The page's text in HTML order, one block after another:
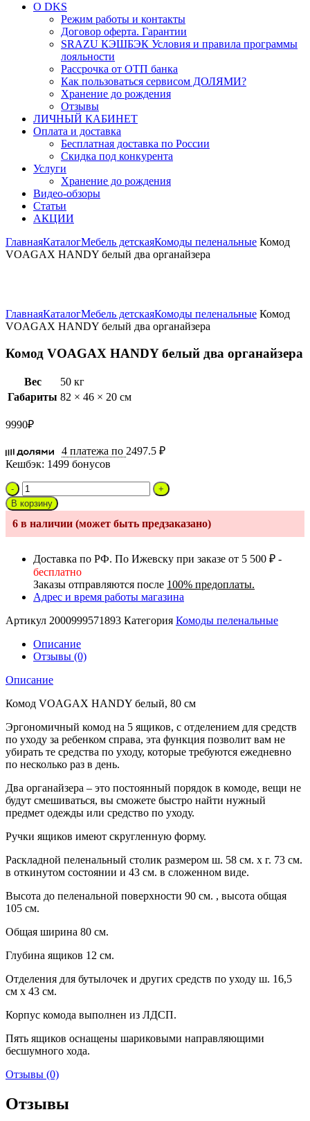
О DKS
Режим работы и контакты
Договор оферта. Гарантии
SRAZU КЭШБЭК Условия и правила программы
лояльности
Рассрочка от ОТП банка
Как пользоваться сервисом ДОЛЯМИ?
Хранение до рождения
Отзывы
ЛИЧНЫЙ КАБИНЕТ
Оплата и доставка
Бесплатная доставка по России
Скидка под конкурента
Услуги
Хранение до рождения
Видео-обзоры
Статьи
АКЦИИ
ГлавнаяКаталогМебель детскаяКомоды пеленальные Комод
VOAGAX HANDY белый два органайзера
ГлавнаяКаталогМебель детскаяКомоды пеленальные Комод
VOAGAX HANDY белый два органайзера
Комод VOAGAX HANDY белый два органайзера
Вес
50 кг
Габариты 82 × 46 × 20 см
9990₽
4 платежа по 2497.5 ₽
Кешбэк: 1499 бонусов
Количество
товара
Комод
VOAGAX
HANDY
два
органайзера
В корзину
6 в наличии (может быть предзаказано)
Доставка по РФ. По Ижевску при заказе от 5 500 ₽ -
бесплатно
Заказы отправляются после 100% предоплаты.
Адрес и время работы магазина
Артикул 2000999571893 Категория Комоды пеленальные
Описание
Отзывы (0)
Описание
Комод VOAGAX HANDY белый, 80 см
Эргономичный комод на 5 ящиков, с отделением для средств
по уходу за ребенком справа, эта функция позволит вам не
убирать те средства по уходу, которые требуются ежедневно
по несколько раз в день.
Два органайзера – это постоянный порядок в комоде, вещи не
будут смешиваться, вы сможете быстро найти нужный
предмет одежды или средство по уходу.
Ручки ящиков имеют скругленную форму.
Раскладной пеленальный столик размером ш. 58 см. х г. 73 см.
в откинутом состоянии и 43 см. в сложенном виде.
Высота до пеленальной поверхности 90 см. , высота общая
105 см.
Общая ширина 80 см.
Глубина ящиков 12 см.
Отделения для бутылочек и других средств по уходу ш. 16,5
см х 43 см.
Корпус комода выполнен из ЛДСП.
Пять ящиков оснащены шариковыми направляющими
бесшумного хода.
Отзывы (0)
Отзывы